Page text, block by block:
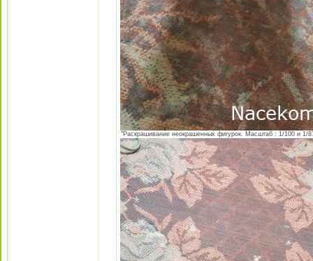
"Раскрашивание неокрашенных фигурок. Масштаб : 1/100 и 1/